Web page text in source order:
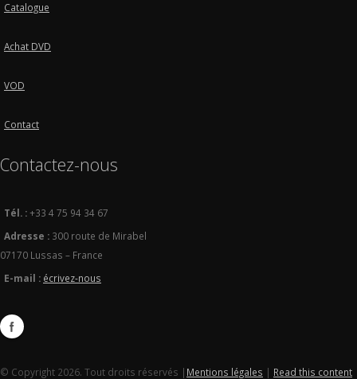
Catalogue
Achat DVD
VOD
Contact
Contactez-nous
Tél. :+33 4 75 94 34 67
Adresse : 300 route de Mirabel
07170 Lussas – France
E-mail : écrivez-nous
© Copyright 2026. Tout droits réservés | Mentions légales | Read this content